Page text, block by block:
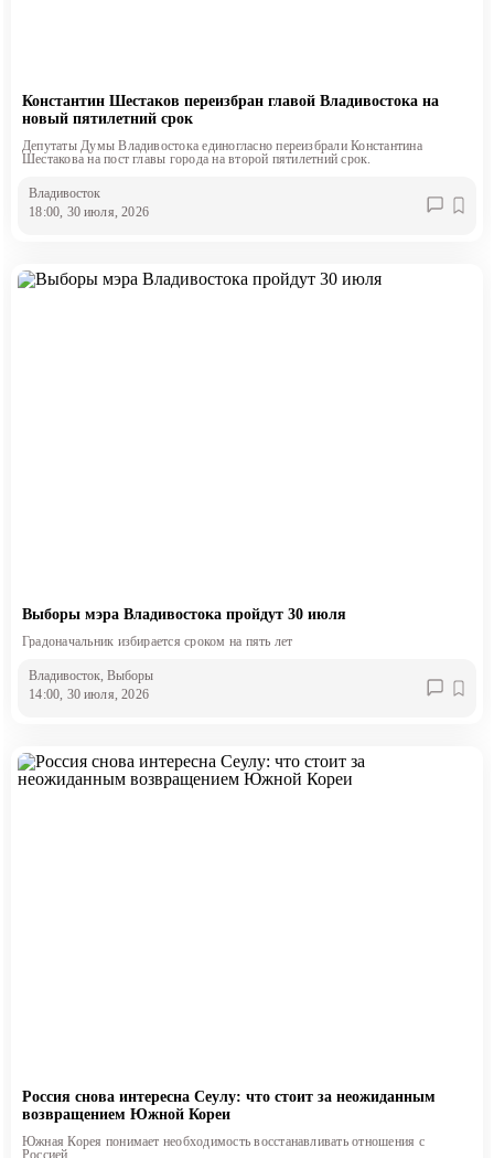
Константин Шестаков переизбран главой Владивостока на
новый пятилетний срок
Депутаты Думы Владивостока единогласно переизбрали Константина
Шестакова на пост главы города на второй пятилетний срок.
Владивосток
18:00, 30 июля, 2026
Выборы мэра Владивостока пройдут 30 июля
Градоначальник избирается сроком на пять лет
Владивосток, Выборы
14:00, 30 июля, 2026
Россия снова интересна Сеулу: что стоит за неожиданным
возвращением Южной Кореи
Южная Корея понимает необходимость восстанавливать отношения с
Россией